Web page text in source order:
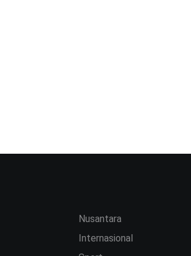
Nusantara
Internasional